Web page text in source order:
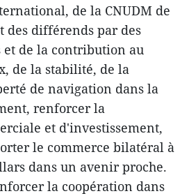
de la CNUDM de
des différends par des
de la contribution au
de la stabilité, de la
de navigation dans la
renforcer la
et d'investissement,
le commerce bilatéral à
dans un avenir proche.
la coopération dans